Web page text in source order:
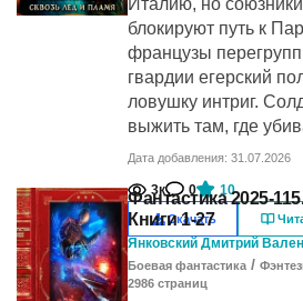
Италию, но
блокируют путь к
французы
гвардии егерский
ловушку интриг.
выжить там, где
Дата добавления: 31.07.2026
3к 0 10
Скачать
Фантастика 2025-
Книги 1-27
Янковский Дмитрий
Боевая фантастика /
2986 cтраниц